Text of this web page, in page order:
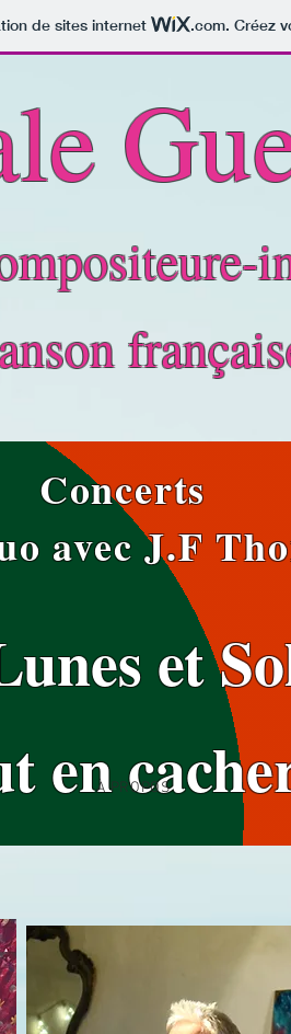
de sites internet .com. Créez
Concerts
avec J.F
et
enÀ PROPOS